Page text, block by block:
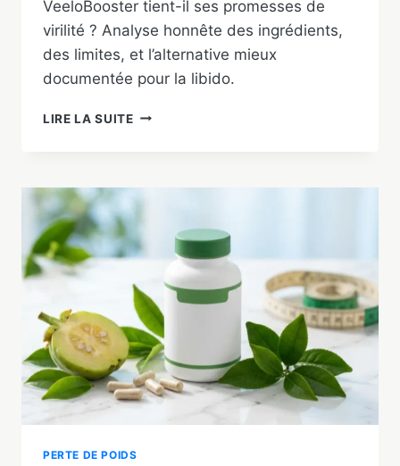
VeeloBooster tient-il ses promesses de
virilité ? Analyse honnête des ingrédients,
des limites, et l’alternative mieux
documentée pour la libido.
LIRE LA SUITEVEELOBOOSTER
ET
SÉRIEUSE
PERTE DE POIDS